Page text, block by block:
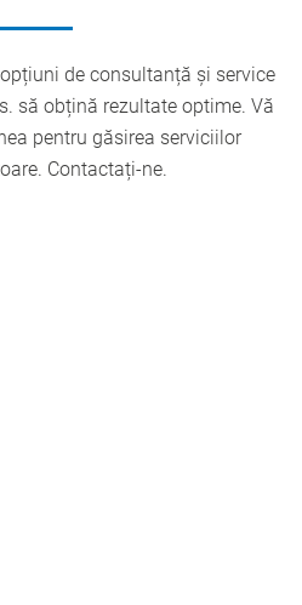
de consultanță și service
să obțină rezultate optime. Vă
pentru găsirea serviciilor
Contactați-ne.